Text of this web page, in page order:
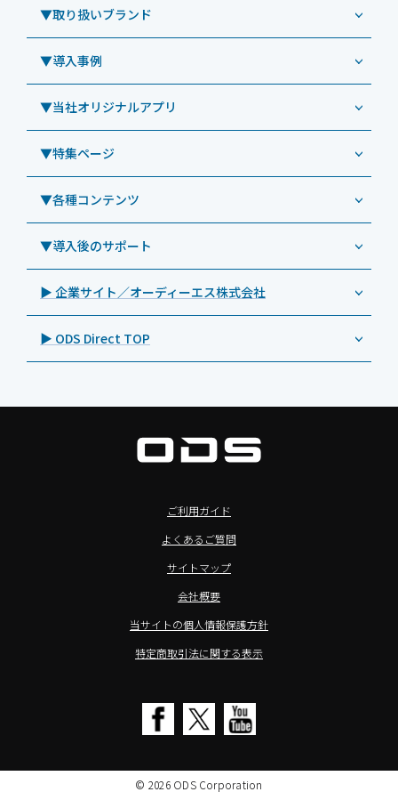
Windowsタブレット TW2A-NF9LTA
Windowsタブレット TW2A-N9LTA
Windowsタブレット TW2A-N9LT
Windowsタブレット TW2A-E9LT
Androidタブレット TA2C-NF8
Androidタブレット TA2C-NF8BL
Androidタブレット TA2C-CS8
Androidタブレット TA2C-CS8BL
Androidタブレット TA2C-DR94G
Androidタブレット TA2C-M8AC
Androidタブレット TA2C-M8
デジタルホワイトボード／電子黒板
コールセンター
CRMシステム「カイゼンコール」
リペアサービス
教育機関向けiPad修理パック
社内ヘルプデスク代行サービス
教育機関向けiPad管理運用パック
教育機関向けICT支援ソリューション
教育機関向けネットワーク機器導入保守
キッティング
自治体向けDXソリューションサービス
法人向けiPad修理＆デバイス買取サービス
▼取り扱いブランド
ODS（オーディーエス）
LG（エルジー）
ViewSonic（ビューソニック）
PHILIPS（フィリップス）
DynaScan（ダイナスキャン）
SAMSUNG（サムスン）
Goodview（グッドビュー）
Cloudpoint（クラウドポイント）
BenQ（ベンキュー）
Magconn（マグコン）
BIAMP ／ Apart Audio（バイアンプ）
SpeakerCraft（スピーカークラフト）
AURORA（オーロラ）
Honeywell（ハネウェル）
KOAMTAC（コームタック）
▼導入事例
導入事例（業務用タブレット、デジタルサイネージほか）
事例：業務用タブレット端末
事例：業務用サイネージ・プロジェクター
事例：業務用オーディオ・その他AV機器
事例：サービス
▼当社オリジナルアプリ
業務効率化アプリ「NFCオプティマイザー」
サポート支援アプリ「ログ送信アプリ」
MDMアプリ「Tablet Control」
▼特集ページ
業務用タブレット
>特長1：USB Type-Aポート
>特長2：microHDMIポート
>特長3：AC常時給電タイプ
>飲食向けタブレット
>ホテル向けタブレット
>NFCタブレット
>Windowsタブレット
オーディーエスが選ばれる理由
Windows IoT Enterprise LTSC
TA2C-DR9シリーズ_オリジナル機能
TA2C-CS8_カスタマイズメニュー
簡単カスタム設定ツール「EZTools」
電子ピアノ修理／代行店募集
▼各種コンテンツ
特集記事
製品カタログ
プレスリリース
製品写真
▼導入後のサポート
オーディーエスPCカスタマーセンター
▶ 企業サイト／オーディーエス株式会社
▶ ODS Direct TOP
ご利用ガイド
よくあるご質問
サイトマップ
会社概要
当サイトの個人情報保護方針
特定商取引法に関する表示
© 2026 ODS Corporation